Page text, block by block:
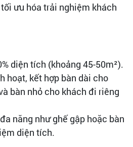
ưu hóa trải nghiệm khách
diện tích (khoảng 45-50m²).
hoạt, kết hợp bàn dài cho
bàn nhỏ cho khách đi riêng
năng như ghế gập hoặc bàn
diện tích.